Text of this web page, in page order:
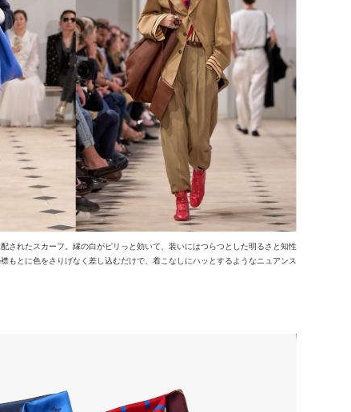
されたスカーフ。縁の白がピリっと効いて、装いにはつらつとした明るさと知性
もとに色をさりげなく差し込むだけで、着こなしにハッとするようなニュアンス